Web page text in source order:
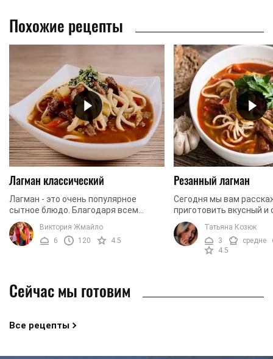
Похожие рецепты
Лагман классический
Лагман - это очень популярное
сытное блюдо. Благодаря всем
своим характеристикам его можно
подавать и как первое, и как
основное блюдо. По ...
Виктория Жмайло
6
120 4.5
Резанный лагман
Сегодня мы вам
приготовить вкусный и
лагман. В его состав
количество
блюдо имеет богатый ...
Татьяна Козюк
3
средне
4.5
Сейчас мы готовим
Все рецепты